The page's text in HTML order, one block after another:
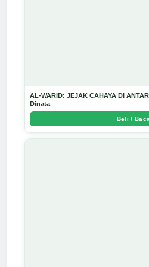
AL-WARID: JEJAK CAHAYA DI
Dinata
Beli / Baca